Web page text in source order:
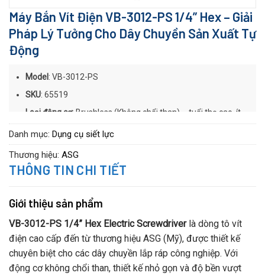
Máy Bắn Vít Điện VB-3012-PS 1/4” Hex – Giải
Pháp Lý Tưởng Cho Dây Chuyền Sản Xuất Tự
Động
Model: VB-3012-PS
SKU: 65519
Loại động cơ: Brushless (Không chổi than) – tuổi thọ cao, ít
bảo trì
Cơ chế hoạt động: Push-to-Start (Nhấn để vận hành)
Kiểu thân máy
: Inline (Thẳng trục)
Điện áp
: 120 VAC
Dải lực siết (Torque)
Imperial : 4.4 – 26.6 lbf.in
Danh mục: Dụng cụ siết lực
Thương hiệu: ASG
THÔNG TIN CHI TIẾT
Giới thiệu sản phẩm
VB-3012-PS 1/4” Hex Electric Screwdriverlà dòng tô vít
điện cao cấp đến từ thương hiệu ASG (Mỹ), được thiết kế
chuyên biệt cho các dây chuyền lắp ráp công nghiệp. Với
động cơ không chổi than, thiết kế nhỏ gọn và độ bền vượt